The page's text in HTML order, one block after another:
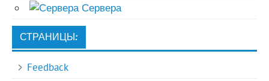
Сервера
СТРАНИЦЫ:
Feedback